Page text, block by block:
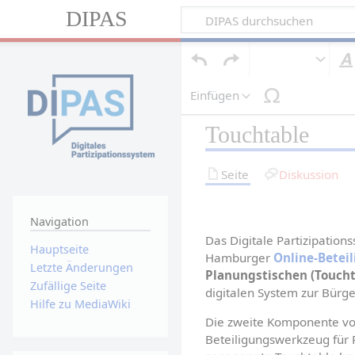
DIPAS
Einfügen
Touchtable
Seite Diskussion
Das Digitale
Hamburger Online-
Planungstischen
digitalen System zur
Die zweite Komponente
Beteiligungswerkzeug für
Navigation
Hauptseite
Letzte Änderungen
Zufällige Seite
Hilfe zu MediaWiki